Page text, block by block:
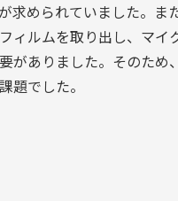
求められていました。ま
ィルムを取り出し、マイ
がありました。そのため
題でした。